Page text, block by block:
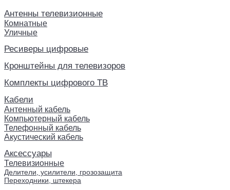
Антенны телевизионные
Комнатные
Уличные
Ресиверы цифровые
Кронштейны для телевизоров
Комплекты цифрового ТВ
Кабели
Антенный кабель
Компьютерный кабель
Телефонный кабель
Акустический кабель
Аксессуары
Телевизионные
Делители, усилители, грозозащита
Переходники, штекера